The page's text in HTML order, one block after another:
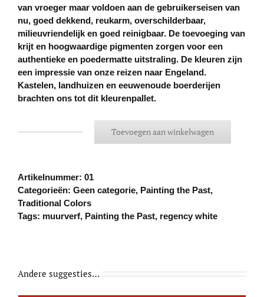
van vroeger maar voldoen aan de gebruikerseisen van
nu, goed dekkend, reukarm, overschilderbaar,
milieuvriendelijk en goed reinigbaar. De toevoeging van
krijt en hoogwaardige pigmenten zorgen voor een
authentieke en poedermatte uitstraling. De kleuren zijn
een impressie van onze reizen naar Engeland.
Kastelen, landhuizen en eeuwenoude boerderijen
brachten ons tot dit kleurenpallet.
aantal
Toevoegen aan winkelwagen
Artikelnummer: 01
Categorieën: Geen categorie, Painting the Past,
Traditional Colors
Tags: muurverf, Painting the Past, regency white
Andere suggesties…